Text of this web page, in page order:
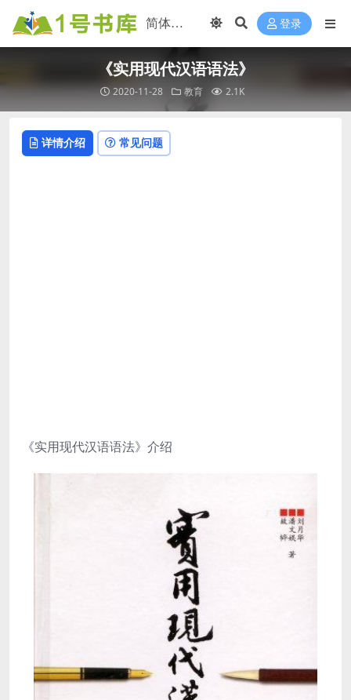
登录
《实用现代汉语语法》
2020-11-28 教育 2.1K
详情介绍 常见问题
《实用现代汉语语法》介绍